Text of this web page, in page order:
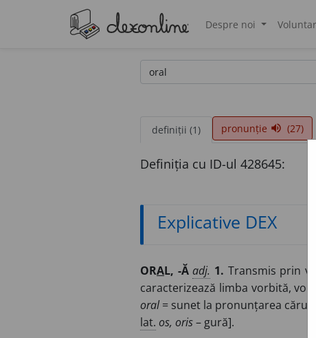
Despre noi
definiții (1) pronunție volume_up (27)
Definiția cu ID-ul 428645:
Explicative DEX
ORAL, -Ă adj. 1. Transmis prin
caracterizează limba vorbită,
oral= sunet la pronunțarea
lat. os, oris– gură].